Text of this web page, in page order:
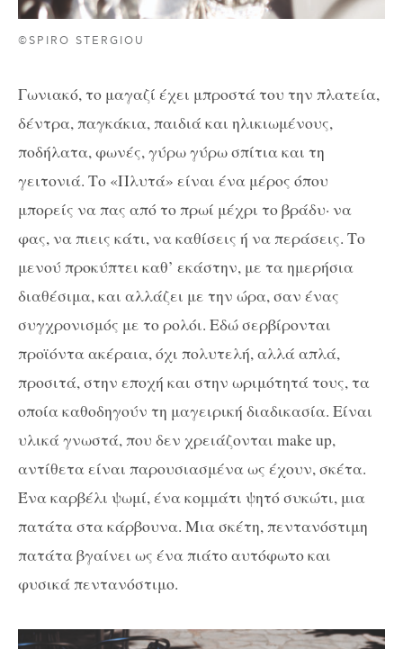
©SPIRO STERGIOU
Γωνιακό, το μαγαζί έχει μπροστά του την πλατεία,
δέντρα, παγκάκια, παιδιά και ηλικιωμένους,
ποδήλατα, φωνές, γύρω γύρω σπίτια και τη
γειτονιά. Το «Πλυτά» είναι ένα μέρος όπου
μπορείς να πας από το πρωί μέχρι το βράδυ· να
φας, να πιεις κάτι, να καθίσεις ή να περάσεις. Το
μενού προκύπτει καθ’ εκάστην, με τα ημερήσια
διαθέσιμα, και αλλάζει με την ώρα, σαν ένας
συγχρονισμός με το ρολόι. Εδώ σερβίρονται
προϊόντα ακέραια, όχι πολυτελή, αλλά απλά,
προσιτά, στην εποχή και στην ωριμότητά τους, τα
οποία καθοδηγούν τη μαγειρική διαδικασία. Είναι
υλικά γνωστά, που δεν χρειάζονται make up,
αντίθετα είναι παρουσιασμένα ως έχουν, σκέτα.
Ένα καρβέλι ψωμί, ένα κομμάτι ψητό συκώτι, μια
πατάτα στα κάρβουνα. Μια σκέτη, πεντανόστιμη
πατάτα βγαίνει ως ένα πιάτο αυτόφωτο και
φυσικά πεντανόστιμο.